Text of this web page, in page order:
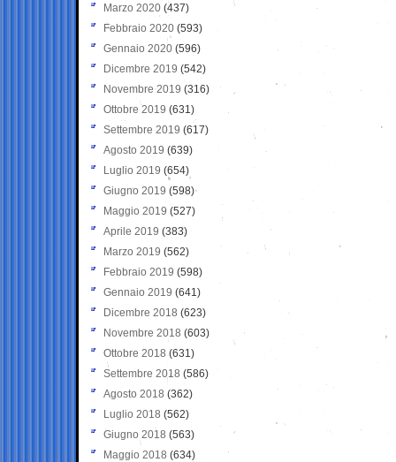
Marzo 2020 (437)
Febbraio 2020 (593)
Gennaio 2020 (596)
Dicembre 2019 (542)
Novembre 2019 (316)
Ottobre 2019 (631)
Settembre 2019 (617)
Agosto 2019 (639)
Luglio 2019 (654)
Giugno 2019 (598)
Maggio 2019 (527)
Aprile 2019 (383)
Marzo 2019 (562)
Febbraio 2019 (598)
Gennaio 2019 (641)
Dicembre 2018 (623)
Novembre 2018 (603)
Ottobre 2018 (631)
Settembre 2018 (586)
Agosto 2018 (362)
Luglio 2018 (562)
Giugno 2018 (563)
Maggio 2018 (634)